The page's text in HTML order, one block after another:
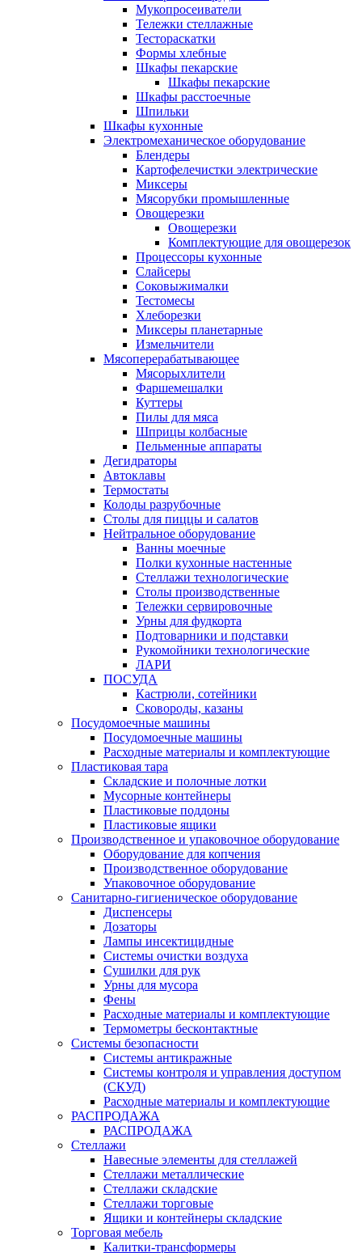
Мукопросеиватели
Тележки стеллажные
Тестораскатки
Формы хлебные
Шкафы пекарские
Шкафы пекарские
Шкафы расстоечные
Шпильки
Шкафы кухонные
Электромеханическое оборудование
Блендеры
Картофелечистки электрические
Миксеры
Мясорубки промышленные
Овощерезки
Овощерезки
Комплектующие для овощерезок
Процессоры кухонные
Слайсеры
Соковыжималки
Тестомесы
Хлеборезки
Миксеры планетарные
Измельчители
Мясоперерабатывающее
Мясорыхлители
Фаршемешалки
Куттеры
Пилы для мяса
Шприцы колбасные
Пельменные аппараты
Дегидраторы
Автоклавы
Термостаты
Колоды разрубочные
Столы для пиццы и салатов
Нейтральное оборудование
Ванны моечные
Полки кухонные настенные
Стеллажи технологические
Столы производственные
Тележки сервировочные
Урны для фудкорта
Подтоварники и подставки
Рукомойники технологические
ЛАРИ
ПОСУДА
Кастрюли, сотейники
Сковороды, казаны
Посудомоечные машины
Посудомоечные машины
Расходные материалы и комплектующие
Пластиковая тара
Складские и полочные лотки
Мусорные контейнеры
Пластиковые поддоны
Пластиковые ящики
Производственное и упаковочное оборудование
Оборудование для копчения
Производственное оборудование
Упаковочное оборудование
Санитарно-гигиеническое оборудование
Диспенсеры
Дозаторы
Лампы инсектицидные
Системы очистки воздуха
Сушилки для рук
Урны для мусора
Фены
Расходные материалы и комплектующие
Термометры бесконтактные
Системы безопасности
Системы антикражные
Системы контроля и управления доступом
(СКУД)
Расходные материалы и комплектующие
РАСПРОДАЖА
РАСПРОДАЖА
Стеллажи
Навесные элементы для стеллажей
Стеллажи металлические
Стеллажи складские
Стеллажи торговые
Ящики и контейнеры складские
Торговая мебель
Калитки-трансформеры